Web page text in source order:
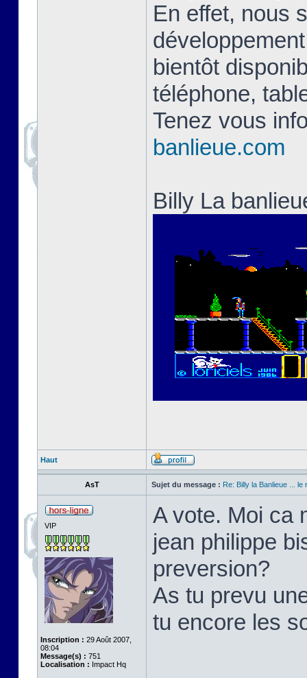
En effet, nous
bientôt
téléphone,
Tenez vous
banlieue.com
Billy La
Haut
AsT Sujet du message : Re: Billy la Banlieue ... le
VIP
Inscription : 29 Août 2007,
08:04
Message(s) : 751
Localisation : Impact Hq
A vote. Moi ca
jean philippe
preversion?
As tu prevu
tu encore les